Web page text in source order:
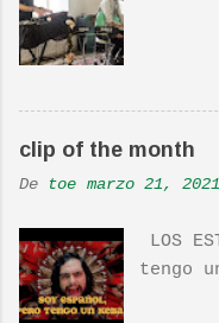
os la
de
clip of the month
De toe marzo 21, 2021
LOS
tengo